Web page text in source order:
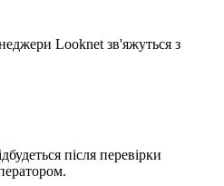
Looknet зв'яжуться з
після перевірки